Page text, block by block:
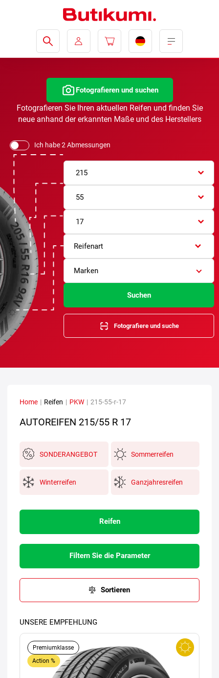
Fotografieren und suchen
Fotografieren Sie Ihren aktuellen Reifen und finden Sie
neue anhand der erkannten Maße und des Herstellers
Ich habe 2 Abmessungen
215
55
17
Reifenart
Marken
Suchen
Fotografiere und suche
Home | Reifen | PKW | 215-55-r-17
AUTOREIFEN 215/55 R 17
SONDERANGEBOT Sommerreifen
Winterreifen Ganzjahresreifen
Reifen
Filtern Sie die Parameter
Sortieren
UNSERE EMPFEHLUNG
Premiumklasse
Action %